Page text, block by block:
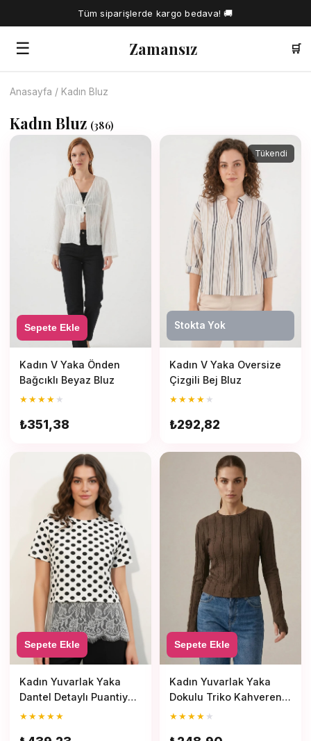
Tüm siparişlerde kargo bedava! 🚚
☰ Zamansız 🛒
Tüm Ürünler
Kadın Gömlek
Tesettür Elbise
Kadın Bluz
Kadın İkili Takım
Etek
Kadın Ceket
Kadın Pantolon
Anasayfa / Kadın Bluz
Kadın Bluz (386)
Sepete Ekle
Kadın V Yaka Önden
Bağcıklı Beyaz Bluz
★★★★ ★
₺351,38
Tükendi
Stokta Yok
Kadın V Yaka Oversize
Çizgili Bej Bluz
★★★★ ★
₺292,82
Sepete Ekle
Kadın Yuvarlak Yaka
Dantel Detaylı Puantiye
Desenli Beyaz Bluz
★★★★★
Sepete Ekle
Kadın Yuvarlak Yaka
Dokulu Triko Kahverengi
Bluz
★★★★ ★